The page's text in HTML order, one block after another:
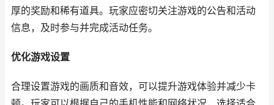
厚的奖励和稀有道具。玩家应密切关注游戏的公告和活动
信息，及时参与并完成活动任务。
优化游戏设置
合理设置游戏的画质和音效，可以提升游戏体验并减少卡